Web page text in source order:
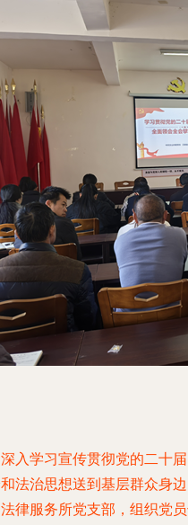
入学习宣传贯彻党的二十
法治思想送到基层群众身
律服务所党支部，组织党